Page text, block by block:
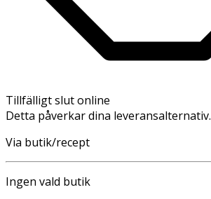
Tillfälligt slut online
Detta påverkar dina leveransalternativ.
Via butik/recept
Ingen vald butik